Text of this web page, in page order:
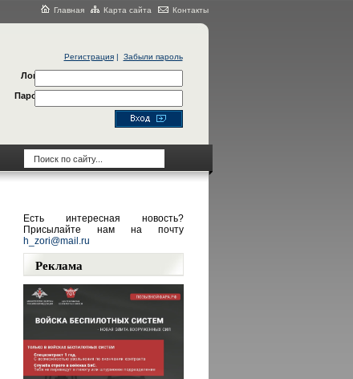
Главная Карта сайта Контакты
Регистрация| Забыли пароль
Логин
Пароль
Есть интересная новость?
Присылайте нам на почту
h_zori@mail.ru
Реклама